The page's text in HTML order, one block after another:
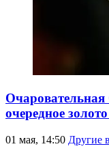
очередное
01 мая, 14:50 Другие